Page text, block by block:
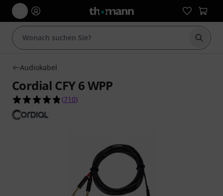
Suche
Audiokabel
Cordial CFY 6 WPP
4.8 von 5 Sternen aus 710 Kundenbewertungen
(710)